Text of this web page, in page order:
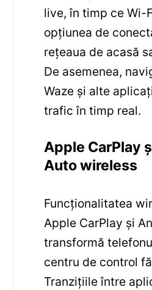
live, în timp ce Wi-
opțiunea de
rețeaua de acasă
De asemenea,
Waze și alte
trafic în timp real.
Apple CarPlay
Auto wireless
Funcționalitatea
Apple CarPlay și
transformă
centru de control
Tranzițiile între